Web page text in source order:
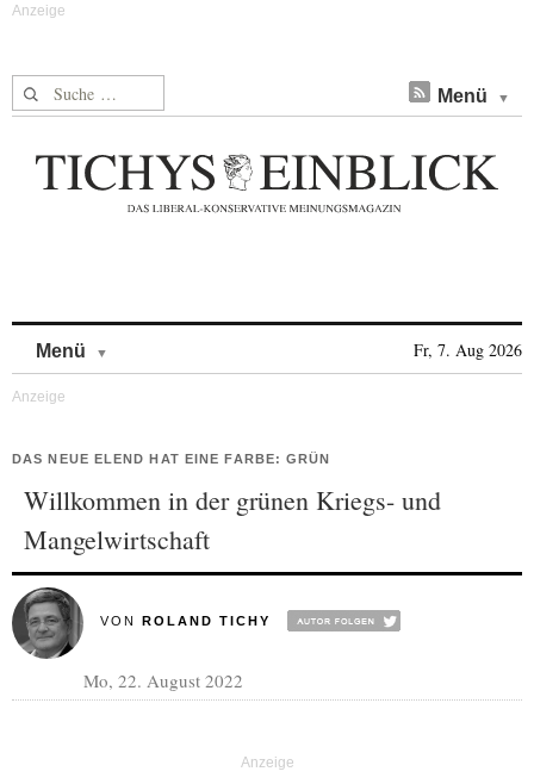
Suche nach: Menü
Menü Fr, 7. Aug 2026
DAS NEUE ELEND HAT EINE FARBE: GRÜN
Willkommen in der grünen Kriegs- und
Mangelwirtschaft
VON ROLAND TICHY
Mo, 22. August 2022